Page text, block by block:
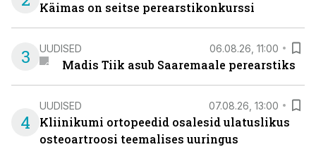
Käimas on seitse perearstikonkurssi
3 UUDISED 06.08.26, 11:00
Madis Tiik asub Saaremaale perearstiks
4
UUDISED 07.08.26, 13:00
Kliinikumi ortopeedid osalesid ulatuslikus
osteoartroosi teemalises uuringus